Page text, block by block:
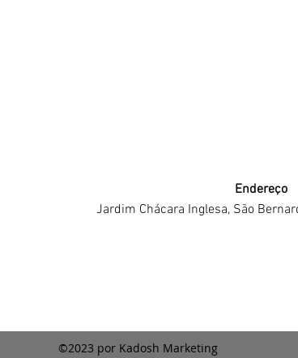
Endereço
Jardim Chácara Inglesa, São
©2023 por Kadosh Marketing